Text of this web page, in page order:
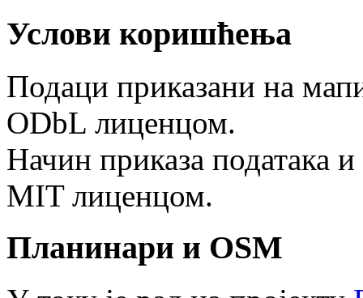
Услови коришћења
Подаци приказани на
ODbL лиценцом.
Начин приказа података
MIT лиценцом.
Планинари и OSM